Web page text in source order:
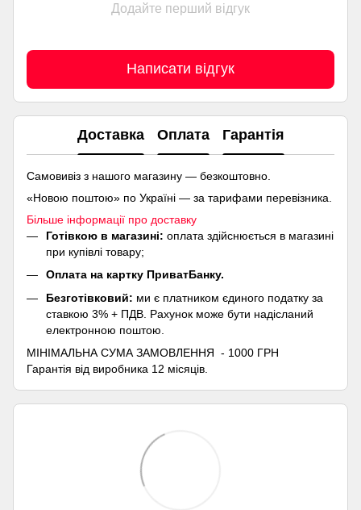
Додайте перший відгук
Написати відгук
Доставка Оплата Гарантія
Самовивіз з нашого магазину — безкоштовно.
«Новою поштою» по Україні — за тарифами перевізника.
Більше інформації про доставку
Готівкою в магазині: оплата здійснюється в магазині
при купівлі товару;
Оплата на картку ПриватБанку.
Безготівковий: ми є платником єдиного податку за
ставкою 3% + ПДВ. Рахунок може бути надісланий
електронною поштою.
МІНІМАЛЬНА СУМА ЗАМОВЛЕННЯ - 1000 ГРН
Гарантія від виробника 12 місяців.